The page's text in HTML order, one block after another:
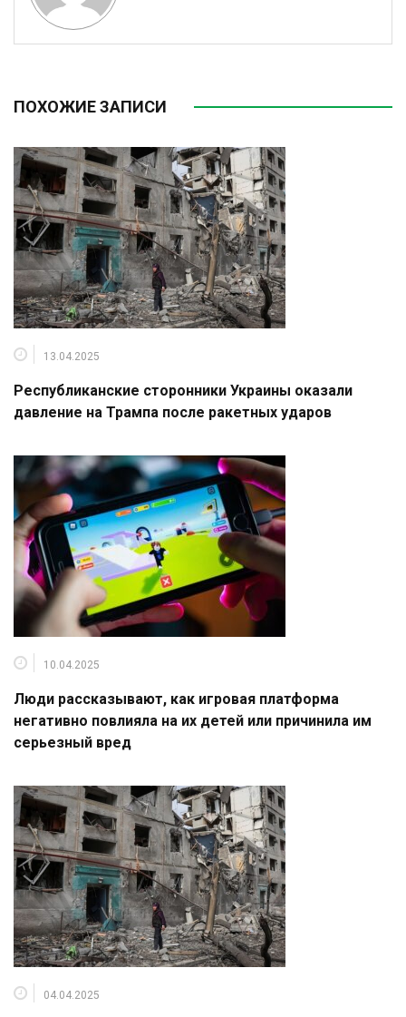
ПОХОЖИЕ ЗАПИСИ
13.04.2025
Республиканские сторонники Украины оказали
давление на Трампа после ракетных ударов
10.04.2025
Люди рассказывают, как игровая платформа
негативно повлияла на их детей или причинила им
серьезный вред
04.04.2025